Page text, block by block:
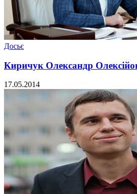
Досьє
Киричук Олександр
17.05.2014